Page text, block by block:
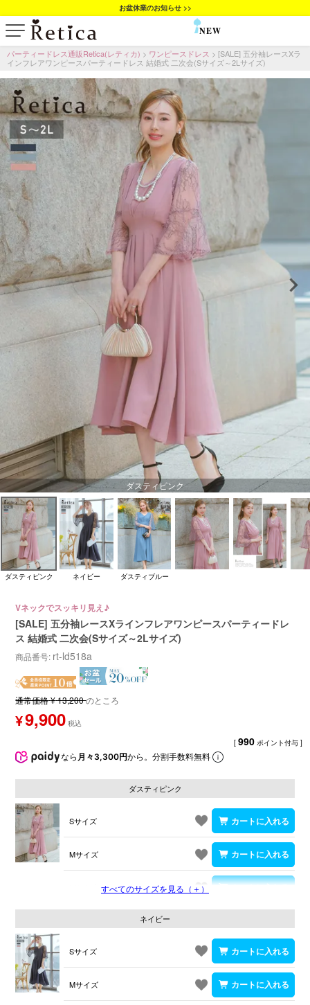
お盆休業のお知らせ >>
NEW
パーティードレス通販Retica(レティカ) ワンピースドレス
[SALE] 五分袖レースXラ
インフレアワンピースパーティードレス 結婚式 二次会(Sサイズ～2Lサイズ)
ダスティピンク
ダスティピンク ネイビー ダスティブルー
Vネックでスッキリ見え♪
[SALE] 五分袖レースXラインフレアワンピースパーティードレ
ス 結婚式 二次会(Sサイズ～2Lサイズ)
商品番号 rt-ld518a
通常価格¥13,200のところ
¥9,900
[ 990 ポイント付与 ]
なら 月々3,300円から。分割手数料無料
ダスティピンク
Sサイズ
Mサイズ
すべてのサイズを見る（＋）
ネイビー
Sサイズ
Mサイズ